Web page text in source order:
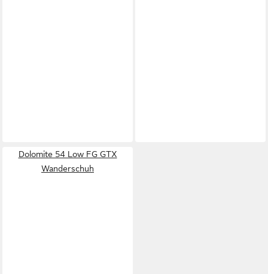
Dolomite 54 Low FG GTX
Wanderschuh